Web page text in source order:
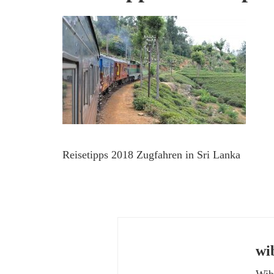
Reisetipps 2018 Zugfahren in Sri Lanka